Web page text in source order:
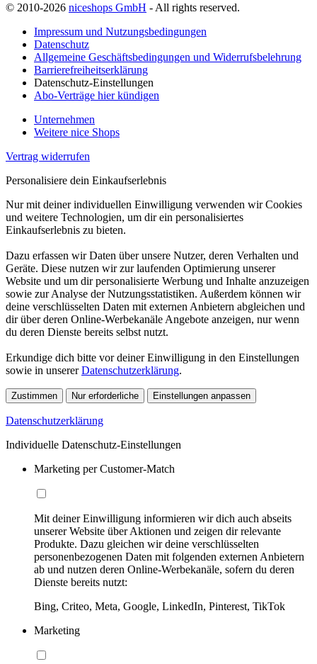
© 2010-2026 niceshops GmbH - All rights reserved.
Impressum und Nutzungsbedingungen
Datenschutz
Allgemeine Geschäftsbedingungen und Widerrufsbelehrung
Barrierefreiheitserklärung
Datenschutz-Einstellungen
Abo-Verträge hier kündigen
Unternehmen
Weitere nice Shops
Vertrag widerrufen
Personalisiere dein Einkaufserlebnis
Nur mit deiner individuellen Einwilligung verwenden wir Cookies
und weitere Technologien, um dir ein personalisiertes
Einkaufserlebnis zu bieten.
Dazu erfassen wir Daten über unsere Nutzer, deren Verhalten und
Geräte. Diese nutzen wir zur laufenden Optimierung unserer
Website und um dir personalisierte Werbung und Inhalte anzuzeigen
sowie zur Analyse der Nutzungsstatistiken. Außerdem können wir
deine verschlüsselten Daten mit externen Anbietern abgleichen und
dir über deren Online-Werbekanäle Angebote anzeigen, nur wenn
du deren Dienste bereits selbst nutzt.
Erkundige dich bitte vor deiner Einwilligung in den Einstellungen
sowie in unsererDatenschutzerklärung.
Zustimmen Nur erforderliche Einstellungen anpassen
Datenschutzerklärung
Individuelle Datenschutz-Einstellungen
Marketing per Customer-Match
Mit deiner Einwilligung informieren wir dich auch abseits
unserer Website über Aktionen und zeigen dir relevante
Produkte. Dazu gleichen wir deine verschlüsselten
personenbezogenen Daten mit folgenden externen Anbietern
ab und nutzen deren Online-Werbekanäle, sofern du deren
Dienste bereits nutzt:
Bing, Criteo, Meta, Google, LinkedIn, Pinterest, TikTok
Marketing